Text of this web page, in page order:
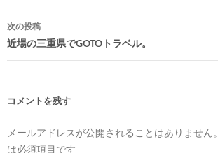
ナ
ビ
ゲ
シ
ン
次の投稿
近場の三重県でGOTOトラベル。
コメントを残す
メールアドレスが公開されることはありません。
は必須項目です